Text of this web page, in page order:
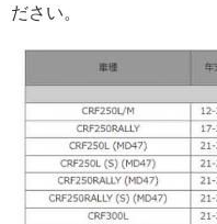
ださい。